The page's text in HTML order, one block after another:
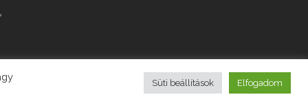
Süti beállítások Elfogadom